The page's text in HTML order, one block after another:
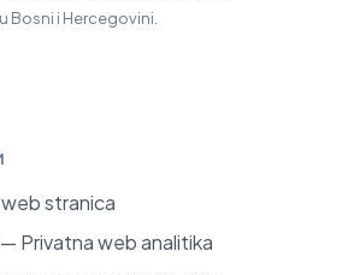
Bosni i Hercegovini.
stranica
Privatna web analitika